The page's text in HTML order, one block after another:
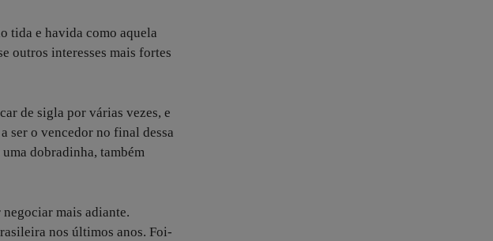
tida e havida como aquela
outros interesses mais fortes
de sigla por várias vezes, e
ser o vencedor no final dessa
dobradinha, também
mais adiante.
nos últimos anos. Foi-